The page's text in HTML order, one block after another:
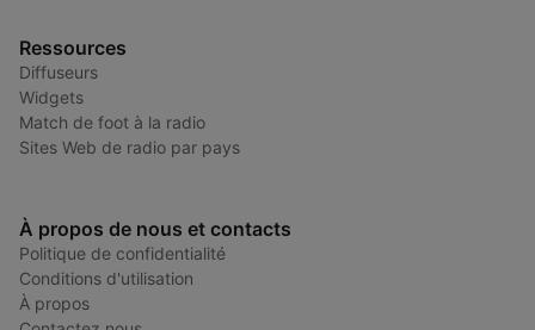
Ressources
Diffuseurs
Widgets
Match de foot à la radio
Sites Web de radio par pays
À propos de nous et contacts
Politique de confidentialité
Conditions d'utilisation
À propos